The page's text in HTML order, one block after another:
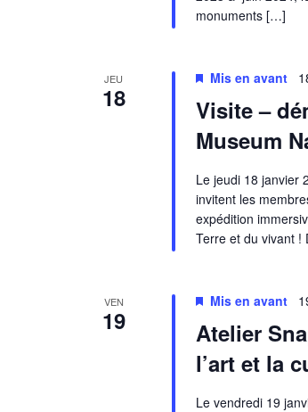
monuments […]
JEU
18
Visite –
Museum
Mis en avant
Le jeudi 18 janvier
invitent les
expédition
Terre et du vivant
VEN
19
Atelier
l’art et la
Mis en avant
Le vendredi 19